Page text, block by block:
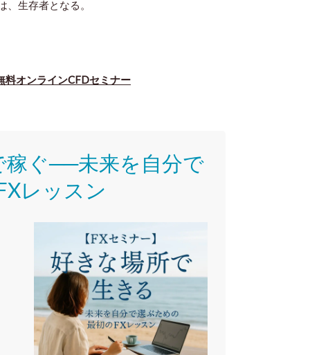
生存者となる。
オンラインCFDセミナー
稼ぐ──未来を自分で
レッスン